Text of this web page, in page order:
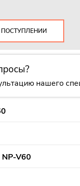
нашего
V60